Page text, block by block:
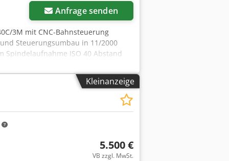
Anfrage senden
3M mit CNC-Bahnsteuerung
Steuerungsumbau in 11/2000
Spindelaufnahme ISO 40 Abstand
21 Stufen Vorschub 1 - 2000
min. Pinolverschiebung 100 mm
25 Amp. - CNC-Bahnsteuerung
Spindeldrehzahl über 21
mechanische Werkzeugspannung
- 62815 Einschaltstunden abgelesen
- Kühlmitteleinrichtung im
die Steuerung vorhanden
Kleinanzeige
5.500 €
VB zzgl. MwSt.